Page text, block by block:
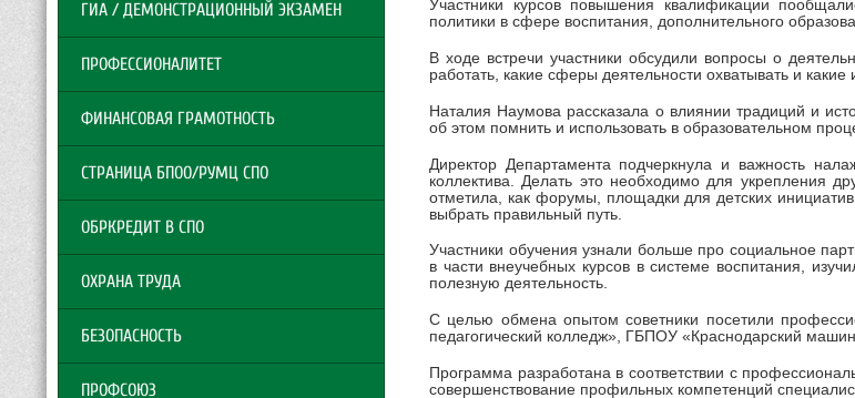
ГИА / ДЕМОНСТРАЦИОННЫЙ ЭКЗАМЕН
ПРОФЕССИОНАЛИТЕТ
ФИНАНСОВАЯ ГРАМОТНОСТЬ
СТРАНИЦА БПОО/РУМЦ СПО
ОБРКРЕДИТ В СПО
ОХРАНА ТРУДА
БЕЗОПАСНОСТЬ
ПРОФСОЮЗ
Участники курсов повышения квалификации
политики в сфере воспитания, дополнительного
В ходе встречи участники обсудили вопросы о
работать, какие сферы деятельности охватывать и какие
Наталия Наумова рассказала о влиянии традиций и
об этом помнить и использовать в образовательном
Директор Департамента подчеркнула и важность
коллектива. Делать это необходимо для укрепления
отметила, как форумы, площадки для детских
выбрать правильный путь.
Участники обучения узнали больше про социальное
в части внеучебных курсов в системе воспитания,
полезную деятельность.
С целью обмена опытом советники посетили
педагогический колледж», ГБПОУ «Краснодарский
Программа разработана в соответствии с
совершенствование профильных компетенций